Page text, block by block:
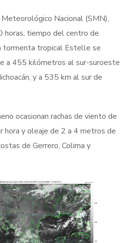
Nacional (SMN),
horas, tiempo del centro de
tormenta tropical Estelle se
a 455 kilómetros al sur-suroeste
y a 535 km al sur de
ocasionan rachas de viento de
y oleaje de 2 a 4 metros de
de Gerrero, Colima y